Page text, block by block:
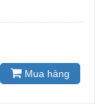
Mua hàng